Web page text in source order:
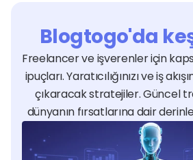
Blogtogo'da
Freelancer ve işverenler için
ipuçları. Yaratıcılığınızı ve iş
çıkaracak stratejiler. Güncel
dünyanın fırsatlarına dair